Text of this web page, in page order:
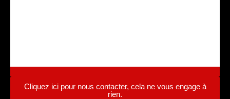
Cliquez ici pour nous contacter, cela ne vous engage à
rien.